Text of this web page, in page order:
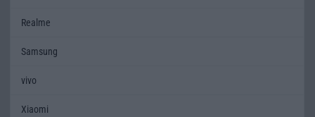
Realme
Samsung
vivo
Xiaomi